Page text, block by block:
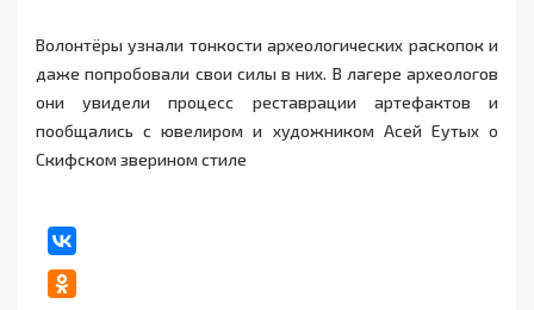
Волонтёры узнали тонкости археологических раскопок и
даже попробовали свои силы в них. В лагере археологов
они увидели процесс реставрации артефактов и
пообщались с ювелиром и художником Асей Еутых о
Скифском зверином стиле